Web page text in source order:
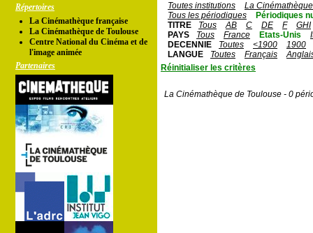
Répertoires
La Cinémathèque française
La Cinémathèque de Toulouse
Centre National du Cinéma et de
l'image animée
Partenaires
Toutes institutions
La
Tous les périodiques
Périodiques
TITRE
Tous AB C DE F
GHI
PAYS
Tous France Etats-Unis
DECENNIE
Toutes <1900
1900
LANGUE
Toutes Français
Réinitialiser les critères
La Cinémathèque de Toulouse - 0